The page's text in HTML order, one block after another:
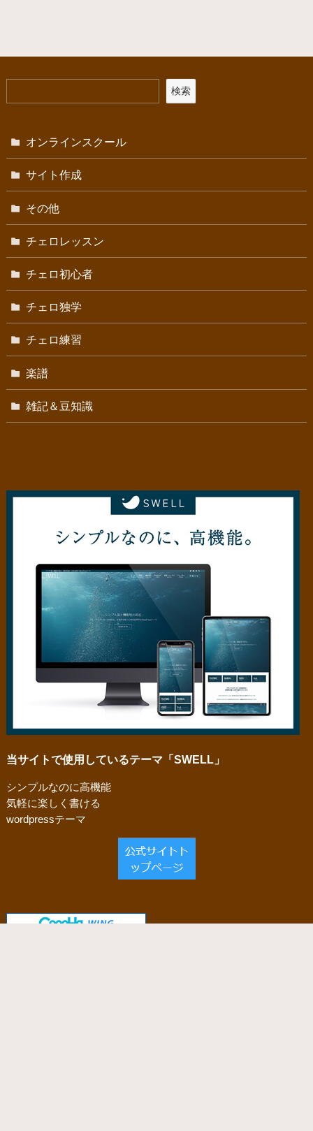
検索
オンラインスクール
サイト作成
その他
チェロレッスン
チェロ初心者
チェロ独学
チェロ練習
楽譜
雑記＆豆知識
当サイトで使用しているテーマ「SWELL」
シンプルなのに高機能
気軽に楽しく書ける
wordpressテーマ